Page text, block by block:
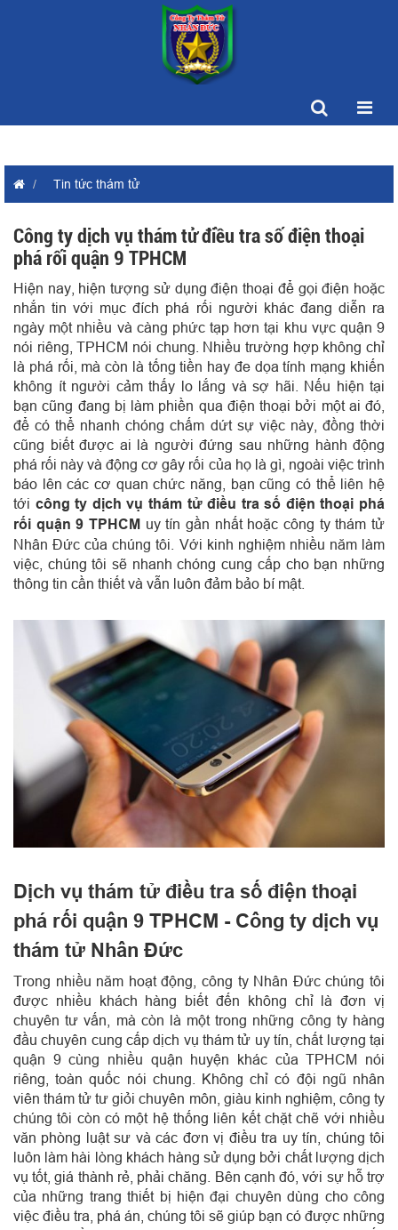
Tin tức thám tử
Công ty dịch vụ thám tử điều tra số điện thoại
phá rối quận 9 TPHCM
Hiện nay, hiện tượng sử dụng điện thoại để gọi điện hoặc
nhắn tin với mục đích phá rối người khác đang diễn ra
ngày một nhiều và càng phức tạp hơn tại khu vực quận 9
nói riêng, TPHCM nói chung. Nhiều trường hợp không chỉ
là phá rối, mà còn là tống tiền hay đe dọa tính mạng khiến
không ít người cảm thấy lo lắng và sợ hãi. Nếu hiện tại
bạn cũng đang bị làm phiền qua điện thoại bởi một ai đó,
để có thể nhanh chóng chấm dứt sự việc này, đồng thời
cũng biết được ai là người đứng sau những hành động
phá rối này và động cơ gây rối của họ là gì, ngoài việc trình
báo lên các cơ quan chức năng, bạn cũng có thể liên hệ
tới công ty dịch vụ thám tử điều tra số điện thoại phá
rối quận 9 TPHCM uy tín gần nhất hoặc công ty thám tử
Nhân Đức của chúng tôi. Với kinh nghiệm nhiều năm làm
việc, chúng tôi sẽ nhanh chóng cung cấp cho bạn những
thông tin cần thiết và vẫn luôn đảm bảo bí mật.
Dịch vụ thám tử điều tra số điện thoại
phá rối quận 9 TPHCM - Công ty dịch vụ
thám tử Nhân Đức
Trong nhiều năm hoạt động, công ty Nhân Đức chúng tôi
được nhiều khách hàng biết đến không chỉ là đơn vị
chuyên tư vấn, mà còn là một trong những công ty hàng
đầu chuyên cung cấp dịch vụ thám tử uy tín, chất lượng tại
quận 9 cùng nhiều quận huyện khác của TPHCM nói
riêng, toàn quốc nói chung. Không chỉ có đội ngũ nhân
viên thám tử tư giỏi chuyên môn, giàu kinh nghiệm, công ty
chúng tôi còn có một hệ thống liên kết chặt chẽ với nhiều
văn phòng luật sư và các đơn vị điều tra uy tín, chúng tôi
luôn làm hài lòng khách hàng sử dụng bởi chất lượng dịch
vụ tốt, giá thành rẻ, phải chăng. Bên cạnh đó, với sự hỗ trợ
của những trang thiết bị hiện đại chuyên dùng cho công
việc điều tra, phá án, chúng tôi sẽ giúp bạn có được những